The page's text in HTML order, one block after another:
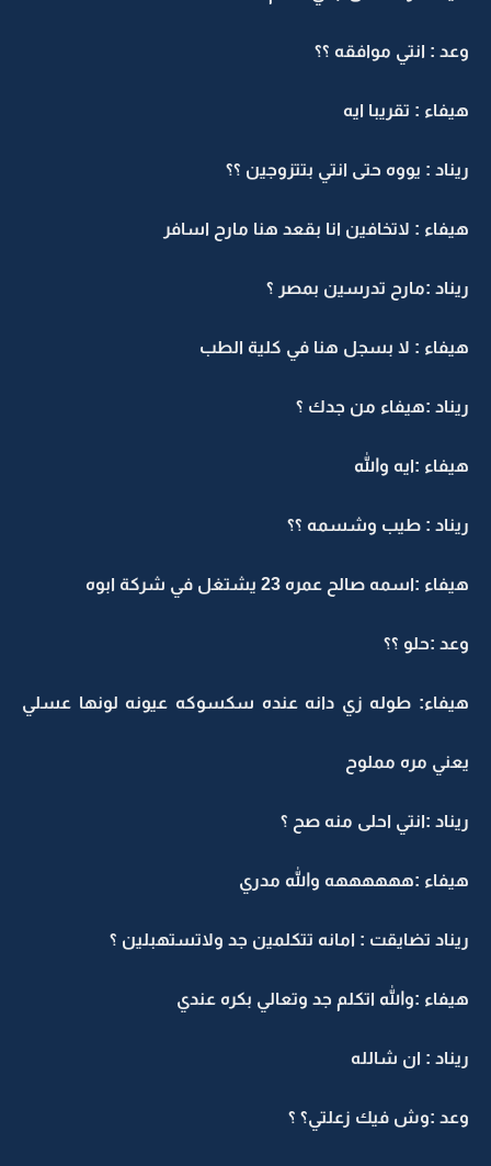
وعد : انتي موافقه ؟؟
هيفاء : تقريبا ايه
ريناد : يووه حتى انتي بتتزوجين ؟؟
هيفاء : لاتخافين انا بقعد هنا مارح اسافر
ريناد :مارح تدرسين بمصر ؟
هيفاء : لا بسجل هنا في كلية الطب
ريناد :هيفاء من جدك ؟
هيفاء :ايه والله
ريناد : طيب وشسمه ؟؟
هيفاء :اسمه صالح عمره 23 يشتغل في شركة ابوه
وعد :حلو ؟؟
هيفاء: طوله زي دانه عنده سكسوكه عيونه لونها عسلي
يعني مره مملوح
ريناد :انتي احلى منه صح ؟
هيفاء :ههههههه والله مدري
ريناد تضايقت : امانه تتكلمين جد ولاتستهبلين ؟
هيفاء :والله اتكلم جد وتعالي بكره عندي
ريناد : ان شالله
وعد :وش فيك زعلتي؟ ؟